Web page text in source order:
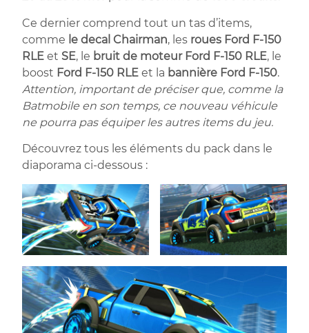
Ce dernier comprend tout un tas d’items,
comme le decal Chairman, les roues Ford F-150
RLE et SE, le bruit de moteur Ford F-150 RLE, le
boost Ford F-150 RLEet la bannière Ford F-150.
Attention, important de préciser que, comme la
Batmobile en son temps, ce nouveau véhicule
ne pourra pas équiper les autres items du jeu.
Découvrez tous les éléments du pack dans le
diaporama ci-dessous :